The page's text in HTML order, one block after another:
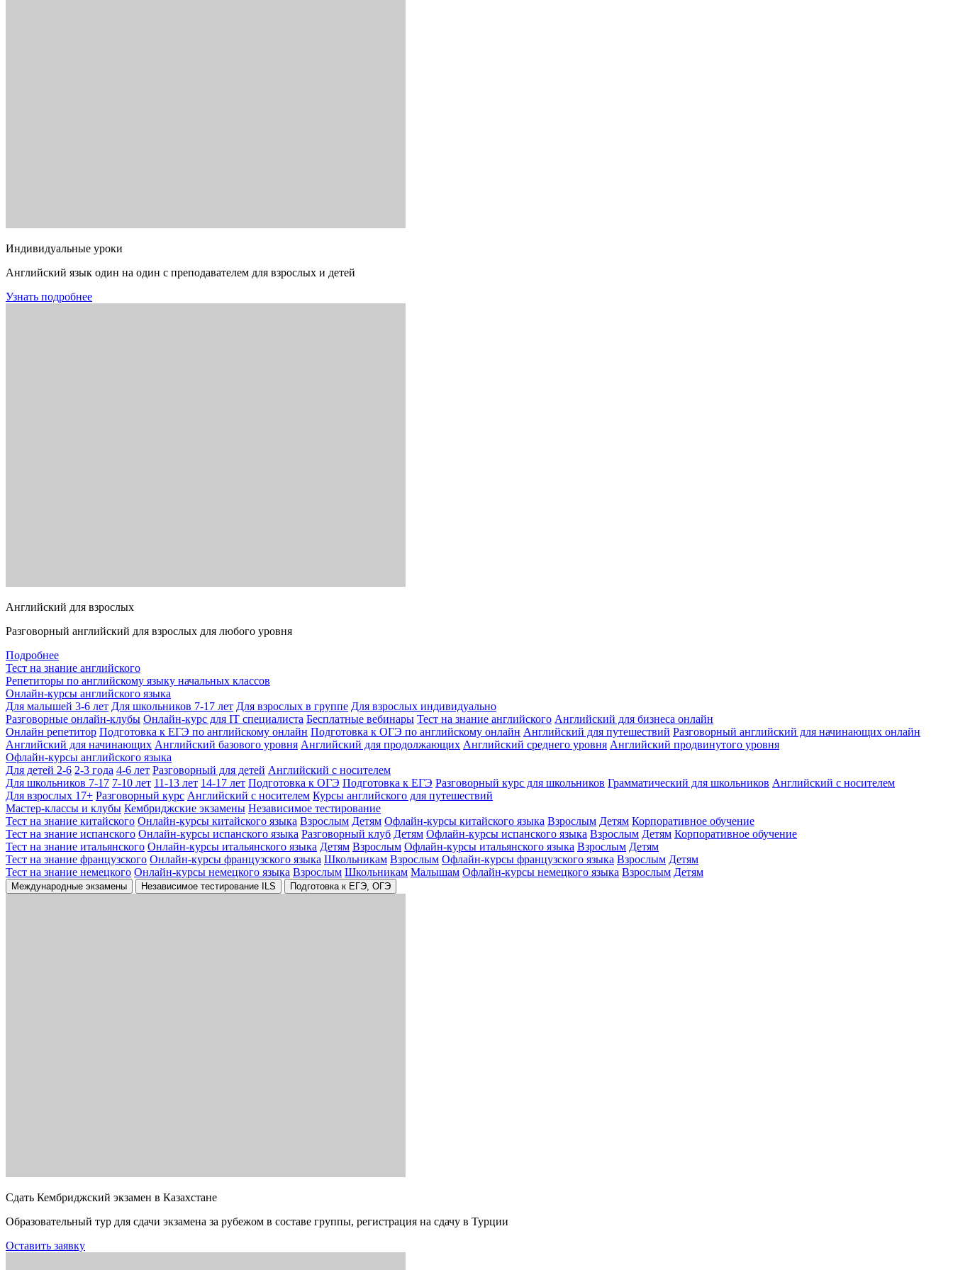
Индивидуальные уроки
Английский язык один на один с преподавателем для взрослых и детей
Узнать подробнее
Английский для взрослых
Разговорный английский для взрослых для любого уровня
Подробнее
Тест на знание английского
Репетиторы по английскому языку начальных классов
Онлайн-курсы английского языка
Для малышей 3-6 лет Для школьников 7-17 лет Для взрослых в группе Для взрослых индивидуально
Разговорные онлайн-клубы Онлайн-курс для IT специалиста Бесплатные вебинары Тест на знание английского Английский для бизнеса онлайн
Онлайн репетитор Подготовка к ЕГЭ по английскому онлайн Подготовка к ОГЭ по английскому онлайн Английский для путешествий Разговорный английский для начинающих онлайн
Английский для начинающих Английский базового уровня Английский для продолжающих Английский среднего уровня Английский продвинутого уровня
Офлайн-курсы английского языка
Для детей 2-6 2-3 года 4-6 лет Разговорный для детей Английский с носителем
Для школьников 7-17 7-10 лет 11-13 лет 14-17 лет Подготовка к ОГЭ Подготовка к ЕГЭ Разговорный курс для школьников Грамматический для школьников Английский с носителем
Для взрослых 17+ Разговорный курс Английский с носителем Курсы английского для путешествий
Мастер-классы и клубы Кембриджские экзамены Независимое тестирование
Тест на знание китайского Онлайн-курсы китайского языка Взрослым Детям Офлайн-курсы китайского языка Взрослым Детям Корпоративное обучение
Тест на знание испанского Онлайн-курсы испанского языка Разговорный клуб Детям Офлайн-курсы испанского языка Взрослым Детям Корпоративное обучение
Тест на знание итальянского Онлайн-курсы итальянского языка Детям Взрослым Офлайн-курсы итальянского языка Взрослым Детям
Тест на знание французского Онлайн-курсы французского языка Школьникам Взрослым Офлайн-курсы французского языка Взрослым Детям
Тест на знание немецкого Онлайн-курсы немецкого языка Взрослым Школьникам Малышам Офлайн-курсы немецкого языка Взрослым Детям
Международные экзамены Независимое тестирование ILS Подготовка к ЕГЭ, ОГЭ
Сдать Кембриджский экзамен в Казахстане
Образовательный тур для сдачи экзамена за рубежом в составе группы, регистрация на сдачу в Турции
Оставить заявку